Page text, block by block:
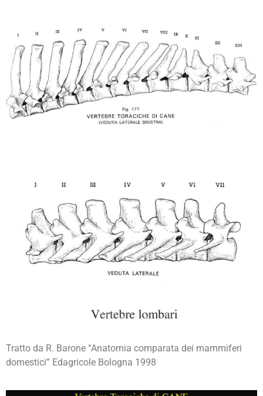
Tratto da R. Barone “Anatomia comparata dei mammiferi
domestici” Edagricole Bologna 1998